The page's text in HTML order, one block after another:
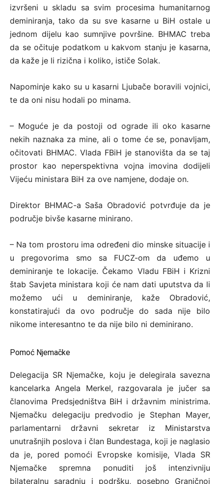
izvršeni u skladu sa svim procesima humanitarnog
deminiranja, tako da su sve kasarne u BiH ostale u
jednom dijelu kao sumnjive površine. BHMAC treba
da se očituje podatkom u kakvom stanju je kasarna,
da kaže je li rizična i koliko, ističe Solak.
Napominje kako su u kasarni Ljubače boravili vojnici,
te da oni nisu hodali po minama.
– Moguće je da postoji od ograde ili oko kasarne
nekih naznaka za mine, ali o tome će se, ponavljam,
očitovati BHMAC. Vlada FBiH je stanovišta da se taj
prostor kao neperspektivna vojna imovina dodijeli
Vijeću ministara BiH za ove namjene, dodaje on.
Direktor BHMAC-a Saša Obradović potvrđuje da je
područje bivše kasarne minirano.
– Na tom prostoru ima određeni dio minske situacije i
u pregovorima smo sa FUCZ-om da uđemo u
deminiranje te lokacije. Čekamo Vladu FBiH i Krizni
štab Savjeta ministara koji će nam dati uputstva da li
možemo ući u deminiranje, kaže Obradović,
konstatirajući da ovo područje do sada nije bilo
nikome interesantno te da nije bilo ni deminirano.
Pomoć Njemačke
Delegacija SR Njemačke, koju je delegirala savezna
kancelarka Angela Merkel, razgovarala je jučer sa
članovima Predsjedništva BiH i državnim ministrima.
Njemačku delegaciju predvodio je Stephan Mayer,
parlamentarni državni sekretar iz Ministarstva
unutrašnjih poslova i član Bundestaga, koji je naglasio
da je, pored pomoći Evropske komisije, Vlada SR
Njemačke spremna ponuditi još intenzivniju
bilateralnu saradnju i podršku, posebno Graničnoj